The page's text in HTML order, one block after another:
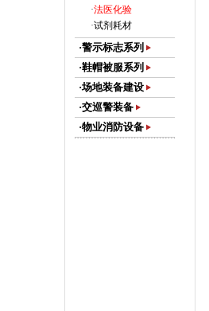
·法医化验
·试剂耗材
·警示标志系列
·鞋帽被服系列
·场地装备建设
·交巡警装备
·物业消防设备
龙鳞甲塑钢双锁枪套